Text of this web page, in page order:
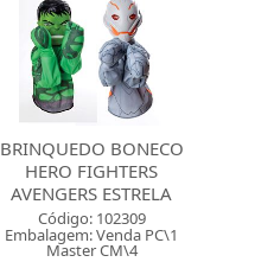
BRINQUEDO BONECO
HERO FIGHTERS
AVENGERS ESTRELA
Código: 102309
Embalagem: Venda PC\1
Master CM\4